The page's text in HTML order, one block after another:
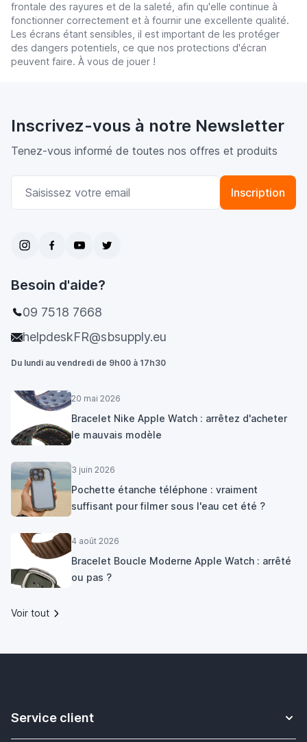
frontale des rayures et de la saleté, afin qu'elle continue à
fonctionner correctement et à fournir une excellente qualité.
Les écrans étant sensibles, il est important de les protéger
des dangers potentiels, ce que nos protections d'écran
peuvent faire. À vous de jouer !
Inscrivez-vous à notre Newsletter
Tenez-vous informé de toutes nos offres et produits
Adresse email
Inscription
Besoin d'aide?
09 7518 7668
helpdeskFR@sbsupply.eu
Du lundi au vendredi de 9h00 à 17h30
20 mai 2026
Bracelet Nike Apple Watch : arrêtez d'acheter
le mauvais modèle
3 juin 2026
Pochette étanche téléphone : vraiment
suffisant pour filmer sous l'eau cet été ?
4 août 2026
Bracelet Boucle Moderne Apple Watch : arrêté
ou pas ?
Voir tout
Service client